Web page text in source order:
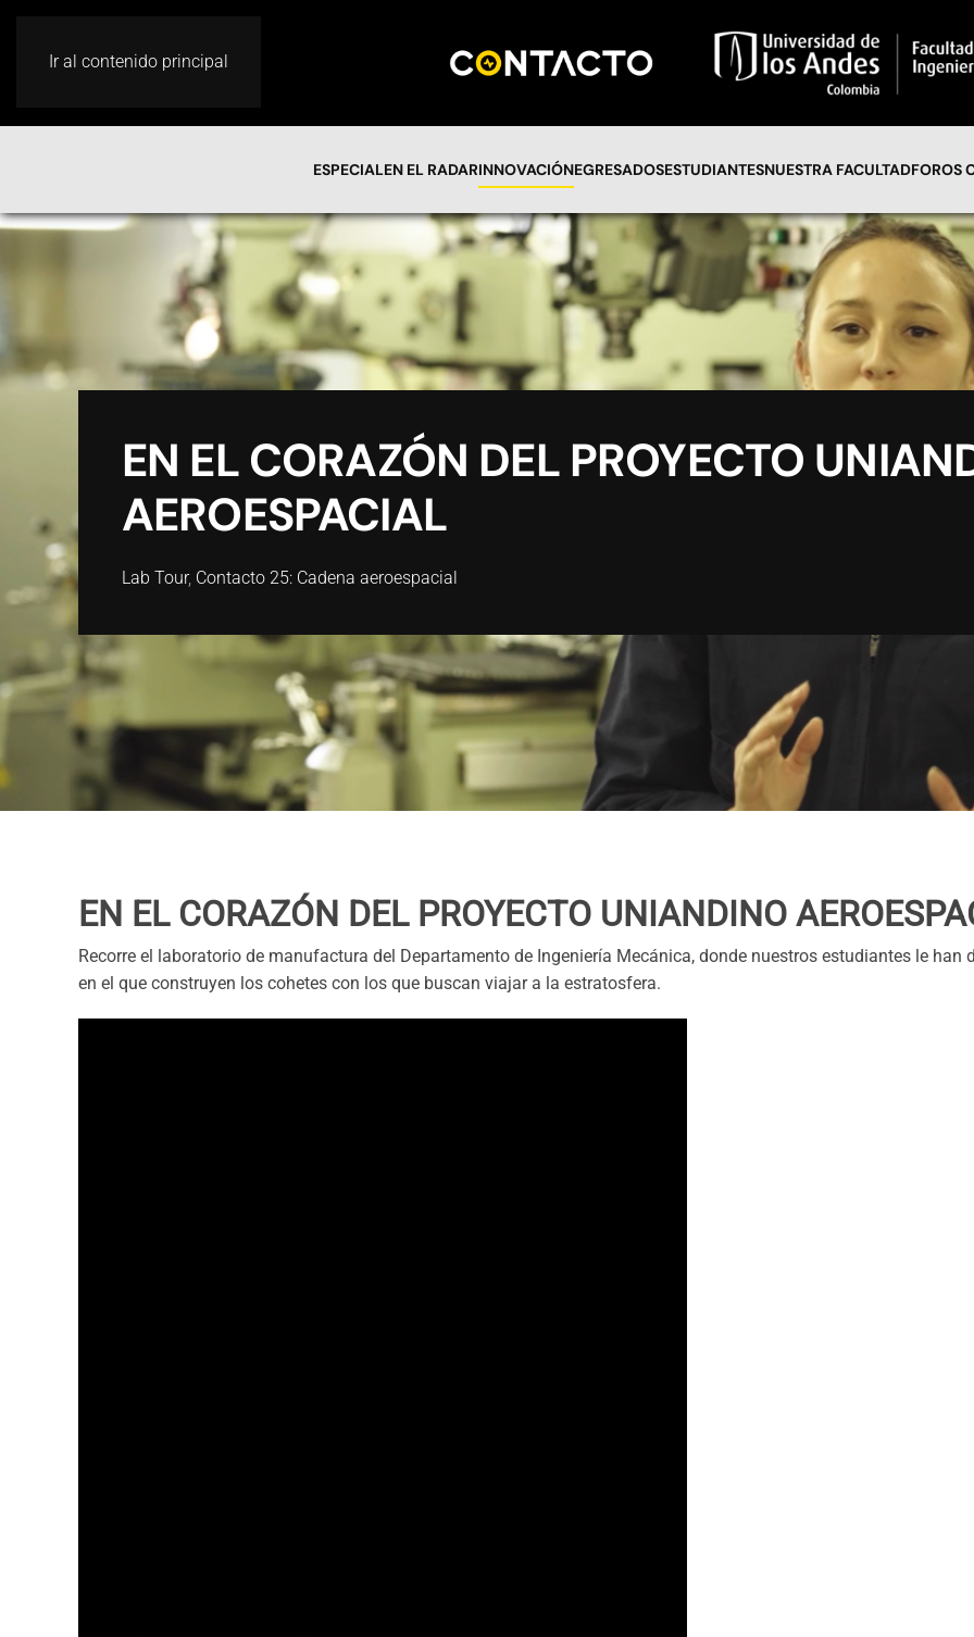
Ir al contenido principal
ESPECIALEN EL RADARINNOVACIÓNEGRESADOSESTUDIANTESNUESTRA FACULTADFOROS
EN EL CORAZÓN DEL PROYECTO
AEROESPACIAL
Lab Tour, Contacto 25: Cadena aeroespacial
EN EL CORAZÓN DEL PROYECTO UNIANDINO
Recorre el laboratorio de manufactura del Departamento de Ingeniería Mecánica, donde nuestros estudiantes le han
en el que construyen los cohetes con los que buscan viajar a la estratosfera.